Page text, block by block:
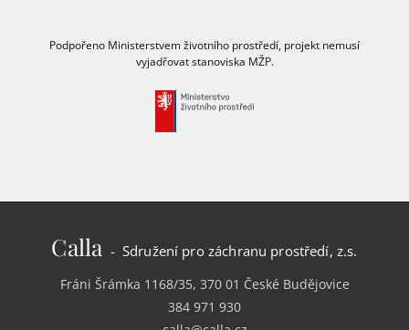
Podpořeno Ministerstvem životního prostředí, projekt nemusí
vyjadřovat stanoviska MŽP.
Calla - Sdružení pro záchranu prostředí, z.s.
Fráni Šrámka 1168/35, 370 01 České Budějovice
384 971 930